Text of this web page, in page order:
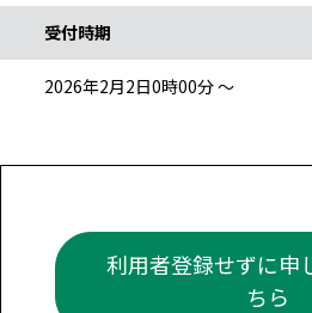
受付時期
2026年2月2日0時00分 ～
利用者登録せずに申
ちら